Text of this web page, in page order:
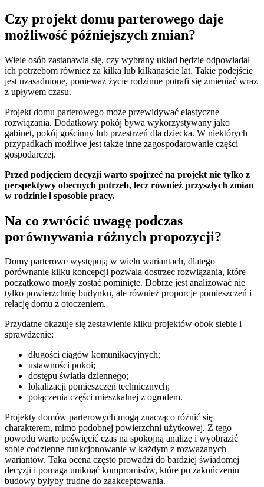
Czy projekt domu parterowego daje
możliwość późniejszych zmian?
Wiele osób zastanawia się, czy wybrany układ będzie odpowiadał
ich potrzebom również za kilka lub kilkanaście lat. Takie podejście
jest uzasadnione, ponieważ życie rodzinne potrafi się zmieniać wraz
z upływem czasu.
Projekt domu parterowego może przewidywać elastyczne
rozwiązania. Dodatkowy pokój bywa wykorzystywany jako
gabinet, pokój gościnny lub przestrzeń dla dziecka. W niektórych
przypadkach możliwe jest także inne zagospodarowanie części
gospodarczej.
Przed podjęciem decyzji warto spojrzeć na projekt nie tylko z
perspektywy obecnych potrzeb, lecz również przyszłych zmian
w rodzinie i sposobie pracy.
Na co zwrócić uwagę podczas
porównywania różnych propozycji?
Domy parterowe występują w wielu wariantach, dlatego
porównanie kilku koncepcji pozwala dostrzec rozwiązania, które
początkowo mogły zostać pominięte. Dobrze jest analizować nie
tylko powierzchnię budynku, ale również proporcje pomieszczeń i
relację domu z otoczeniem.
Przydatne okazuje się zestawienie kilku projektów obok siebie i
sprawdzenie:
długości ciągów komunikacyjnych;
ustawności pokoi;
dostępu światła dziennego;
lokalizacji pomieszczeń technicznych;
połączenia części mieszkalnej z ogrodem.
Projekty domów parterowych mogą znacząco różnić się
charakterem, mimo podobnej powierzchni użytkowej. Z tego
powodu warto poświęcić czas na spokojną analizę i wyobrazić
sobie codzienne funkcjonowanie w każdym z rozważanych
wariantów. Taka ocena często prowadzi do bardziej świadomej
decyzji i pomaga uniknąć kompromisów, które po zakończeniu
budowy byłyby trudne do zaakceptowania.